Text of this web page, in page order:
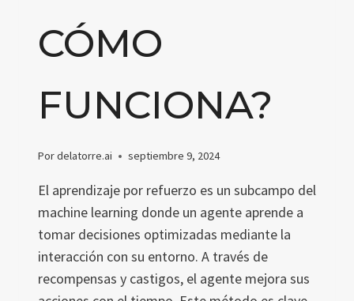
CÓMO
FUNCIONA?
Pordelatorre.ai septiembre 9, 2024
El aprendizaje por refuerzo es un subcampo del
machine learning donde un agente aprende a
tomar decisiones optimizadas mediante la
interacción con su entorno. A través de
recompensas y castigos, el agente mejora sus